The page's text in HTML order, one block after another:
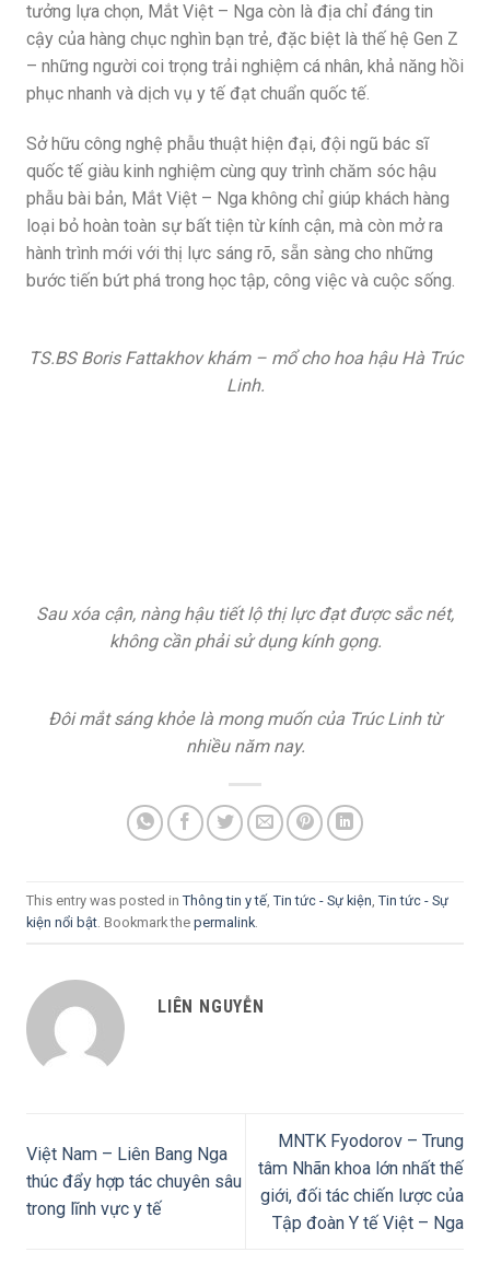
tưởng lựa chọn, Mắt Việt – Nga còn là địa chỉ đáng tin
cậy của hàng chục nghìn bạn trẻ, đặc biệt là thế hệ Gen Z
– những người coi trọng trải nghiệm cá nhân, khả năng hồi
phục nhanh và dịch vụ y tế đạt chuẩn quốc tế.
Sở hữu công nghệ phẫu thuật hiện đại, đội ngũ bác sĩ
quốc tế giàu kinh nghiệm cùng quy trình chăm sóc hậu
phẫu bài bản, Mắt Việt – Nga không chỉ giúp khách hàng
loại bỏ hoàn toàn sự bất tiện từ kính cận, mà còn mở ra
hành trình mới với thị lực sáng rõ, sẵn sàng cho những
bước tiến bứt phá trong học tập, công việc và cuộc sống.
TS.BS Boris Fattakhov khám – mổ cho hoa hậu Hà Trúc
Linh.
Sau xóa cận, nàng hậu tiết lộ thị lực đạt được sắc nét,
không cần phải sử dụng kính gọng.
Đôi mắt sáng khỏe là mong muốn của Trúc Linh từ
nhiều năm nay.
This entry was posted inThông tin y tế ,Tin tức - Sự kiện ,Tin tức - Sự
kiện nổi bật . Bookmark the permalink
LIÊN NGUYỄN
Việt Nam – Liên Bang Nga
thúc đẩy hợp tác chuyên sâu
trong lĩnh vực y tế
MNTK Fyodorov – Trung
tâm Nhãn khoa lớn nhất thế
giới, đối tác chiến lược của
Tập đoàn Y tế Việt – Nga